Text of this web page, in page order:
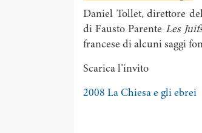
Daniel Tollet, direttore
di Fausto Parente Les
francese di alcuni saggi
Scarica l’invito
2008 La Chiesa e gli ebrei